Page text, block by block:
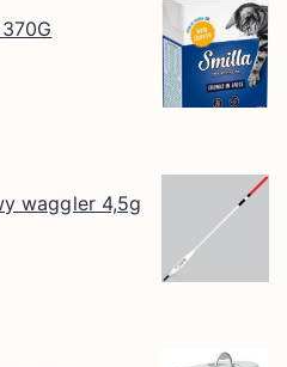
waggler 4,5g